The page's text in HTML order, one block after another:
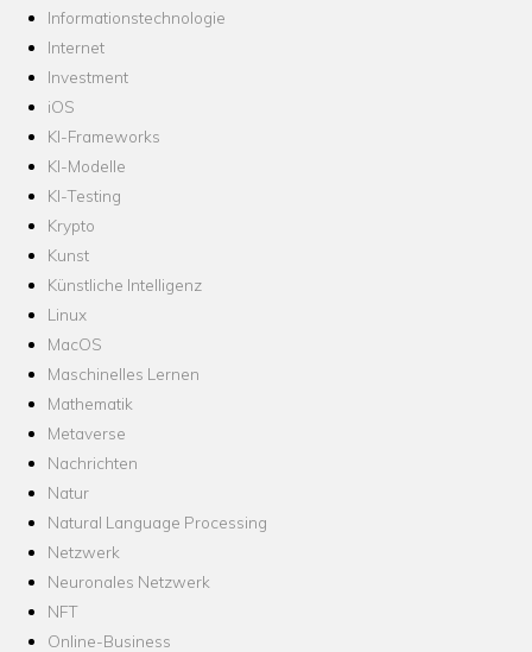
Informationstechnologie
Internet
Investment
iOS
KI-Frameworks
KI-Modelle
KI-Testing
Krypto
Kunst
Künstliche Intelligenz
Linux
MacOS
Maschinelles Lernen
Mathematik
Metaverse
Nachrichten
Natur
Natural Language Processing
Netzwerk
Neuronales Netzwerk
NFT
Online-Business